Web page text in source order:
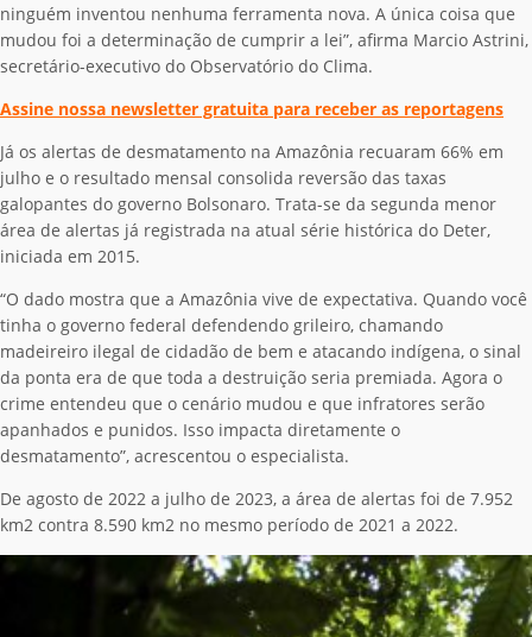
ninguém inventou nenhuma ferramenta nova. A única coisa que
mudou foi a determinação de cumprir a lei”, afirma Marcio Astrini,
secretário-executivo do Observatório do Clima.
Assine nossa newsletter gratuita para receber as reportagens
Já os alertas de desmatamento na Amazônia recuaram 66% em
julho e o resultado mensal consolida reversão das taxas
galopantes do governo Bolsonaro. Trata-se da segunda menor
área de alertas já registrada na atual série histórica do Deter,
iniciada em 2015.
“O dado mostra que a Amazônia vive de expectativa. Quando você
tinha o governo federal defendendo grileiro, chamando
madeireiro ilegal de cidadão de bem e atacando indígena, o sinal
da ponta era de que toda a destruição seria premiada. Agora o
crime entendeu que o cenário mudou e que infratores serão
apanhados e punidos. Isso impacta diretamente o
desmatamento”, acrescentou o especialista.
De agosto de 2022 a julho de 2023, a área de alertas foi de 7.952
km2 contra 8.590 km2 no mesmo período de 2021 a 2022.